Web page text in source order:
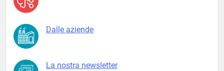
Dalle aziende
La nostra newsletter